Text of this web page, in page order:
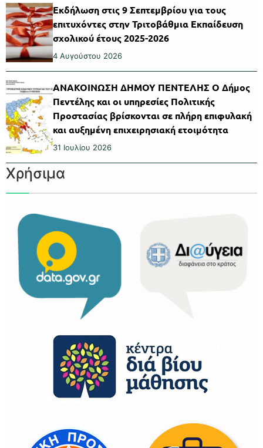
Εκδήλωση στις 9 Σεπτεμβρίου για τους
επιτυχόντες στην Τριτοβάθμια Εκπαίδευση
σχολικού έτους 2025-2026
4 Αυγούστου 2026
ΑΝΑΚΟΙΝΩΣΗ ΔΗΜΟΥ ΠΕΝΤΕΛΗΣ Ο Δήμος
Πεντέλης και οι υπηρεσίες Πολιτικής
Προστασίας βρίσκονται σε πλήρη επιφυλακή
και αυξημένη επιχειρησιακή ετοιμότητα
31 Ιουλίου 2026
Χρήσιμα